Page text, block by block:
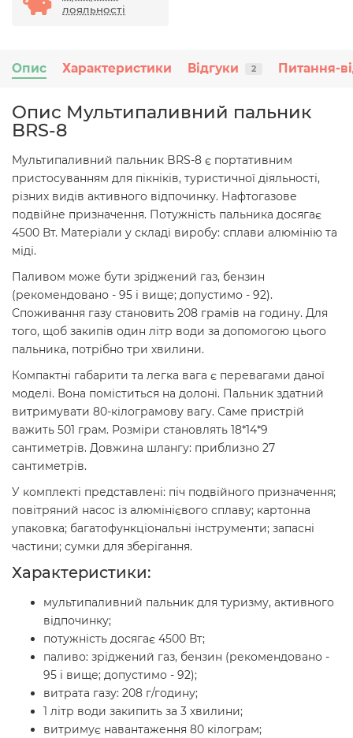
лояльності
Опис Характеристики Відгуки 2 Питання-
Опис Мультипаливний пальник
BRS-8
Мультипаливний пальник BRS-8 є портативним
пристосуванням для пікніків, туристичної діяльності,
різних видів активного відпочинку. Нафтогазове
подвійне призначення. Потужність пальника досягає
4500 Вт. Матеріали у складі виробу: сплави алюмінію та
міді.
Паливом може бути зріджений газ, бензин
(рекомендовано - 95 і вище; допустимо - 92).
Споживання газу становить 208 грамів на годину. Для
того, щоб закипів один літр води за допомогою цього
пальника, потрібно три хвилини.
Компактні габарити та легка вага є перевагами даної
моделі. Вона поміститься на долоні. Пальник здатний
витримувати 80-кілограмову вагу. Саме пристрій
важить 501 грам. Розміри становлять 18*14*9
сантиметрів. Довжина шлангу: приблизно 27
сантиметрів.
У комплекті представлені: піч подвійного призначення;
повітряний насос із алюмінієвого сплаву; картонна
упаковка; багатофункціональні інструменти; запасні
частини; сумки для зберігання.
Характеристики:
мультипаливний пальник для туризму, активного
відпочинку;
потужність досягає 4500 Вт;
паливо: зріджений газ, бензин (рекомендовано -
95 і вище; допустимо - 92);
витрата газу: 208 г/годину;
1 літр води закипить за 3 хвилини;
витримує навантаження 80 кілограм;